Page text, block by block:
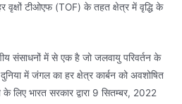
वृक्षों टीओएफ (TOF) के तहत क्षेत्र में वृद्धि के
संसाधनों में से एक है जो जलवायु परिवर्तन के
में जंगल का हर क्षेत्र कार्बन को अवशोषित
लिए भारत सरकार द्वारा 9 सितम्बर, 2022